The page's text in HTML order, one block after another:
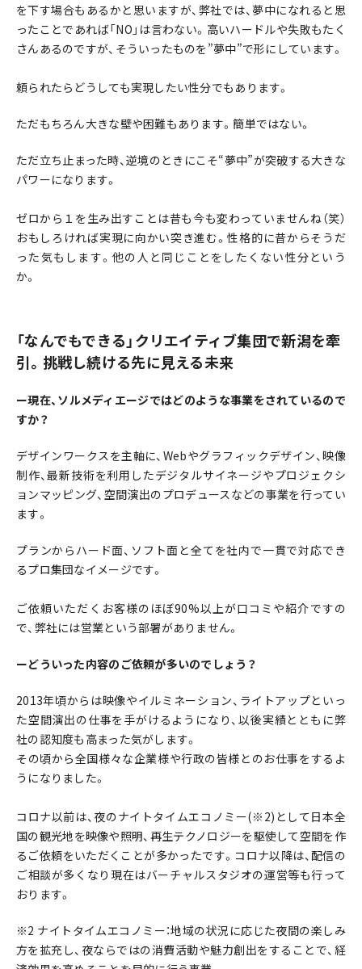
を下す場合もあるかと思いますが、弊社では、夢中になれると思
ったことであれば「NO」は言わない。高いハードルや失敗もたく
さんあるのですが、そういったものを”夢中”で形にしています。
頼られたらどうしても実現したい性分でもあります。
ただもちろん大きな壁や困難もあります。簡単ではない。
ただ立ち止まった時、逆境のときにこそ“夢中”が突破する大きな
パワーになります。
ゼロから１を生み出すことは昔も今も変わっていませんね（笑）
おもしろければ実現に向かい突き進む。性格的に昔からそうだ
った気もします。他の人と同じことをしたくない性分という
か。
「なんでもできる」クリエイティブ集団で新潟を牽
引。挑戦し続ける先に見える未来
ー現在、ソルメディエージではどのような事業をされているので
すか？
デザインワークスを主軸に、Webやグラフィックデザイン、映像
制作、最新技術を利用したデジタルサイネージやプロジェクシ
ョンマッピング、空間演出のプロデュースなどの事業を行ってい
ます。
プランからハード面、ソフト面と全てを社内で一貫で対応でき
るプロ集団なイメージです。
ご依頼いただくお客様のほぼ90%以上が口コミや紹介ですの
で、弊社には営業という部署がありません。
ーどういった内容のご依頼が多いのでしょう？
2013年頃からは映像やイルミネーション、ライトアップといっ
た空間演出の仕事を手がけるようになり、以後実績とともに弊
社の認知度も高まった気がします。
その頃から全国様々な企業様や行政の皆様とのお仕事をするよ
うになりました。
コロナ以前は、夜のナイトタイムエコノミー(※2)として日本全
国の観光地を映像や照明、再生テクノロジーを駆使して空間を作
るご依頼をいただくことが多かったです。コロナ以降は、配信の
ご相談が多くなり現在はバーチャルスタジオの運営等も行って
おります。
※2 ナイトタイムエコノミー：地域の状況に応じた夜間の楽しみ
方を拡充し、夜ならではの消費活動や魅力創出をすることで、経